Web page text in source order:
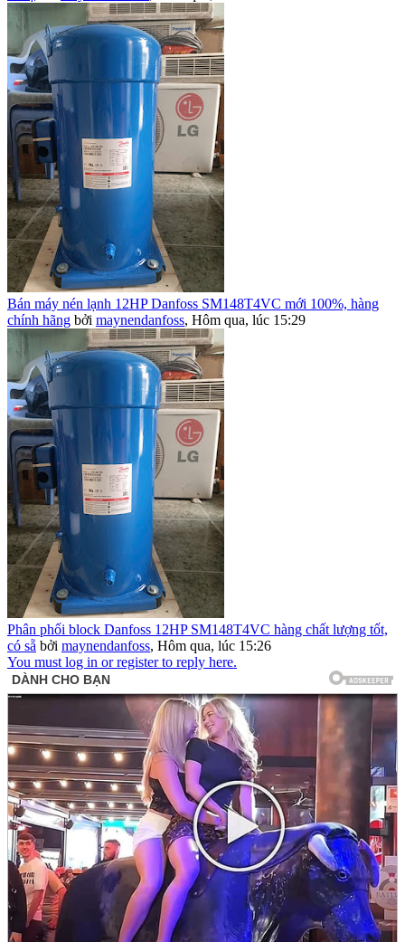
Bán máy nén lạnh 12HP Danfoss SM148T4VC mới 100%, hàng
chính hãng bởi maynendanfoss, Hôm qua, lúc 15:29
Phân phối block Danfoss 12HP SM148T4VC hàng chất lượng tốt,
có sẵ bởi maynendanfoss, Hôm qua, lúc 15:26
You must log in or register to reply here.